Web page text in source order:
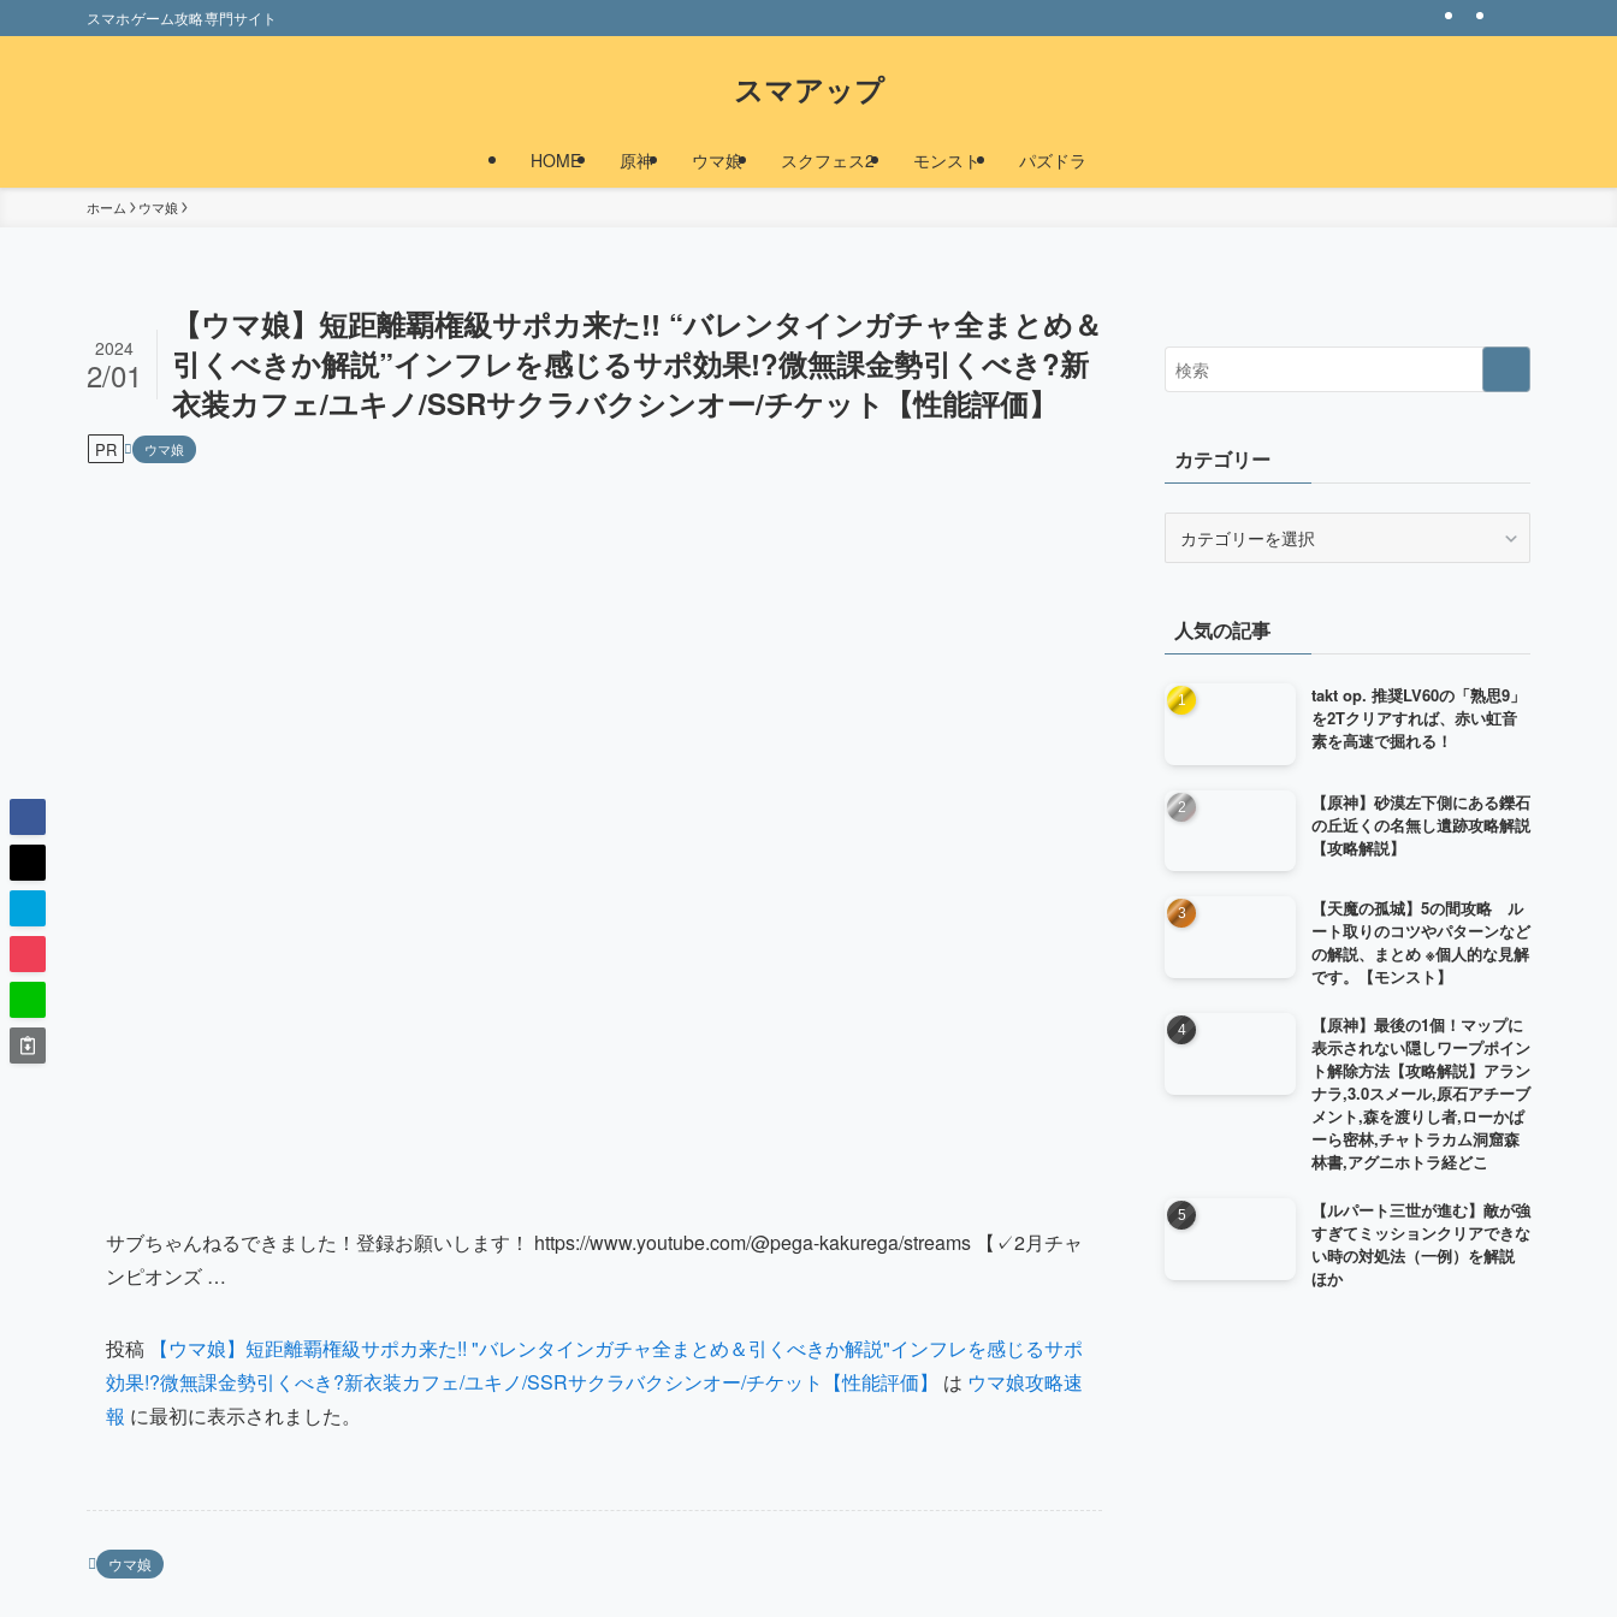
スマホゲーム攻略専門サイト
スマアップ
HOME 原神 ウマ娘 スクフェス2 モンスト パズドラ
ホーム ウマ娘
【ウマ娘】短距離覇権級サポカ来た!! “バレンタインガチャ全まとめ＆
引くべきか解説”インフレを感じるサポ効果!?微無課金勢引くべき?新
衣装カフェ/ユキノ/SSRサクラバクシンオー/チケット【性能評価】
2024
2/01
PR ウマ娘
サブちゃんねるできました！登録お願いします！ https://www.youtube.com/@pega-kakurega/streams 【✓2月チャ
ンピオンズ …
投稿
【ウマ娘】短距離覇権級サポカ来た!! "バレンタインガチャ全まとめ＆引くべきか解説"インフレを感じるサポ
効果!?微無課金勢引くべき?新衣装カフェ/ユキノ/SSRサクラバクシンオー/チケット【性能評価】
は ウマ娘攻略速
報 に最初に表示されました。
ウマ娘
カテゴリー
ー人気の記事
takt op. 推奨LV60の「熟思9」
を2Tクリアすれば、赤い虹音
素を高速で掘れる！
【原神】砂漠左下側にある鑠石
の丘近くの名無し遺跡攻略解説
【攻略解説】
【天魔の孤城】5の間攻略 ル
ート取りのコツやパターンなど
の解説、まとめ ※個人的な見解
です。【モンスト】
【原神】最後の1個！マップに
表示されない隠しワープポイン
ト解除方法【攻略解説】アラン
ナラ,3.0スメール,原石アチーブ
メント,森を渡りし者,ローかぱ
ーら密林,チャトラカム洞窟森
林書,アグニホトラ経どこ
【ルパート三世が進む】敵が強
すぎてミッションクリアできな
い時の対処法（一例）を解説
ほか